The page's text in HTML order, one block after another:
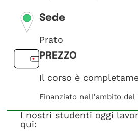
Sede
Prato
PREZZO
Il corso è
Finanziato nell’ambito
I nostri studenti oggi
qui: